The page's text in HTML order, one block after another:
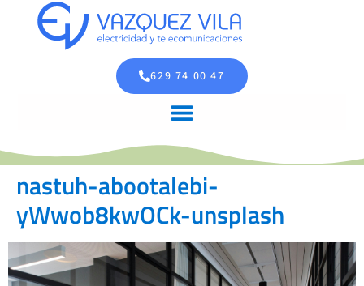
629 74 00 47
nastuh-abootalebi-
yWwob8kwOCk-unsplash